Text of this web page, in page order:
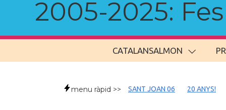
2005-2025:
CATALANSALMON
menu ràpid >> SANT JOAN 06 20 ANYS!